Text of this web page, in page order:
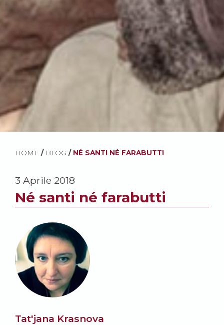
HOME / BLOG / NÉ SANTI NÉ FARABUTTI
3 Aprile 2018
Né santi né farabutti
Tat'jana Krasnova